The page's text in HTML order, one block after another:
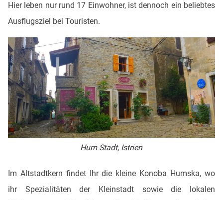
Hier leben nur rund 17 Einwohner, ist dennoch ein beliebtes
Ausflugsziel bei Touristen.
Hum Stadt, Istrien
Im Altstadtkern findet Ihr die kleine Konoba Humska, wo
ihr Spezialitäten der Kleinstadt sowie die lokalen